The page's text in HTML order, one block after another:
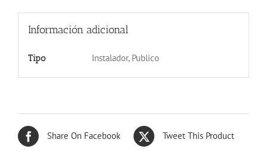
Información adicional
Tipo Instalador, Publico
Share On Facebook Tweet This Product